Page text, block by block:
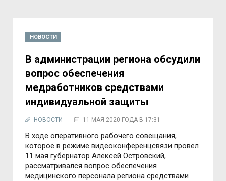
НОВОСТИ
В администрации региона обсудили
вопрос обеспечения
медработников средствами
индивидуальной защиты
НОВОСТИ 11 МАЯ 2020 ГОДА В 17:31
В ходе оперативного рабочего совещания,
которое в режиме видеоконференцсвязи провел
11 мая губернатор Алексей Островский,
рассматривался вопрос обеспечения
медицинского персонала региона средствами